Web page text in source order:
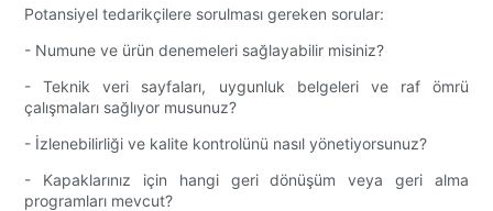
Potansiyel tedarikçilere sorulması gereken sorular:
- Numune ve ürün denemeleri sağlayabilir misiniz?
- Teknik veri sayfaları, uygunluk belgeleri ve raf ömrü
çalışmaları sağlıyor musunuz?
- İzlenebilirliği ve kalite kontrolünü nasıl yönetiyorsunuz?
- Kapaklarınız için hangi geri dönüşüm veya geri alma
programları mevcut?